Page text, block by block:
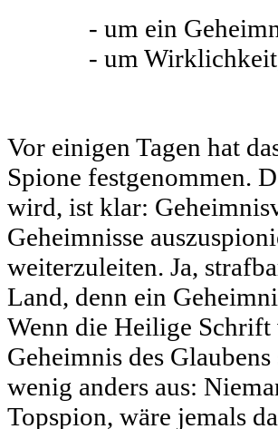
- um ein
- um
Vor einigen Tagen hat
Spione festgenommen.
wird, ist klar:
Geheimnisse
weiterzuleiten. Ja,
Land, denn ein
Wenn die Heilige
Geheimnis des
wenig anders aus:
Topspion, wäre jemals